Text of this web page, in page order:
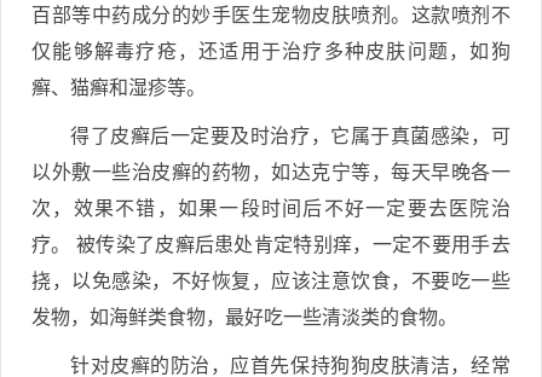
百部等中药成分的妙手医生宠物皮肤喷剂。这款喷剂不
仅能够解毒疗疮，还适用于治疗多种皮肤问题，如狗
癣、猫癣和湿疹等。
得了皮癣后一定要及时治疗，它属于真菌感染，可
以外敷一些治皮癣的药物，如达克宁等，每天早晚各一
次，效果不错，如果一段时间后不好一定要去医院治
疗。 被传染了皮癣后患处肯定特别痒，一定不要用手去
挠，以免感染，不好恢复，应该注意饮食，不要吃一些
发物，如海鲜类食物，最好吃一些清淡类的食物。
针对皮癣的防治，应首先保持狗狗皮肤清洁，经常